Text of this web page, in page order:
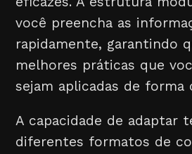
você preencha as
rapidamente, garantindo
melhores práticas que
sejam aplicadas de forma
A capacidade de adaptar
diferentes formatos de